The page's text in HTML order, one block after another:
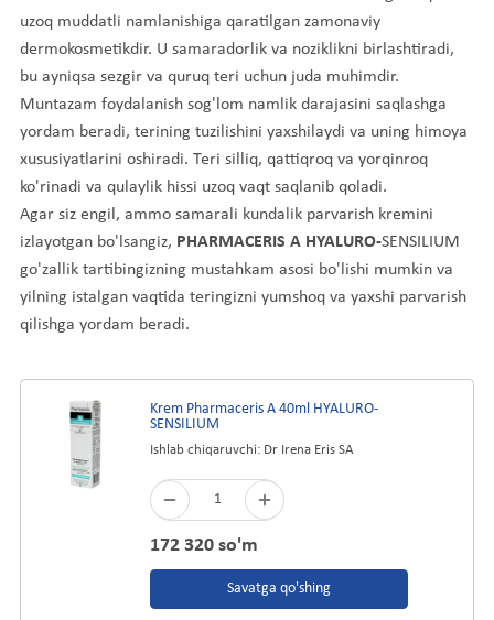
uzoq muddatli namlanishiga qaratilgan zamonaviy
dermokosmetikdir. U samaradorlik va noziklikni birlashtiradi,
bu ayniqsa sezgir va quruq teri uchun juda muhimdir.
Muntazam foydalanish sog'lom namlik darajasini saqlashga
yordam beradi, terining tuzilishini yaxshilaydi va uning himoya
xususiyatlarini oshiradi. Teri silliq, qattiqroq va yorqinroq
ko'rinadi va qulaylik hissi uzoq vaqt saqlanib qoladi.
Agar siz engil, ammo samarali kundalik parvarish kremini
izlayotgan bo'lsangiz, PHARMACERIS A HYALURO-SENSILIUM
go'zallik tartibingizning mustahkam asosi bo'lishi mumkin va
yilning istalgan vaqtida teringizni yumshoq va yaxshi parvarish
qilishga yordam beradi.
Krem Pharmaceris A 40ml HYALURO-
SENSILIUM
Ishlab chiqaruvchi: Dr Irena Eris SA
1
172 320 so'm
Savatga qo'shing